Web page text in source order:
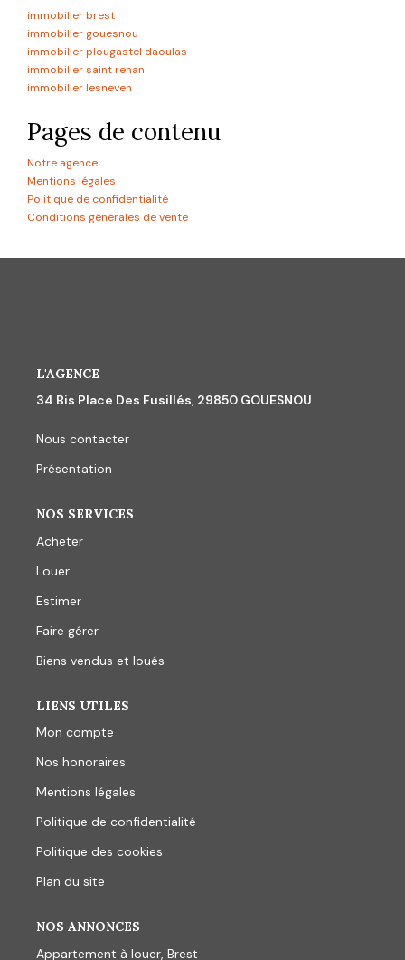
immobilier brest
immobilier gouesnou
immobilier plougastel daoulas
immobilier saint renan
immobilier lesneven
Pages de contenu
Notre agence
Mentions légales
Politique de confidentialité
Conditions générales de vente
L'AGENCE
34 Bis Place Des Fusillés, 29850 GOUESNOU
Nous contacter
Présentation
NOS SERVICES
Acheter
Louer
Estimer
Faire gérer
Biens vendus et loués
LIENS UTILES
Mon compte
Nos honoraires
Mentions légales
Politique de confidentialité
Politique des cookies
Plan du site
NOS ANNONCES
Appartement à louer, Brest